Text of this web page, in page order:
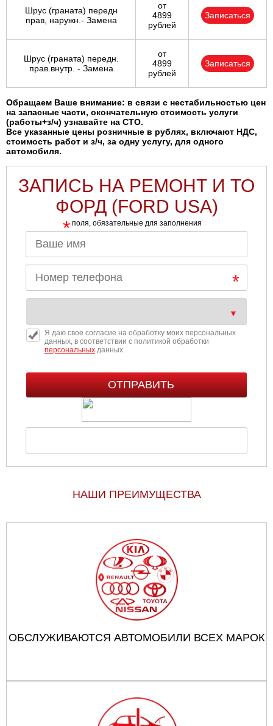
Шрус (граната) передн
прав, наружн.- Замена
от
4899
рублей
Записаться
Шрус (граната) передн.
прав.внутр. - Замена
от
4899
рублей
Записаться
Обращаем Ваше внимание: в связи с нестабильностью цен
на запасные части, окончательную стоимость услуги
(работы+з/ч) узнавайте на СТО.
Все указанные цены розничные в рублях, включают НДС,
стоимость работ и з/ч, за одну услугу, для одного
автомобиля.
ЗАПИСЬ НА РЕМОНТ И ТО
ФОРД (FORD USA)
* поля, обязательные для заполнения
Я даю свое согласие на обработку моих персональных
данных, в соответствии с политикой обработки
персональныхданных.
НАШИ ПРЕИМУЩЕСТВА
ОБСЛУЖИВАЮТСЯ АВТОМОБИЛИ ВСЕХ МАРОК